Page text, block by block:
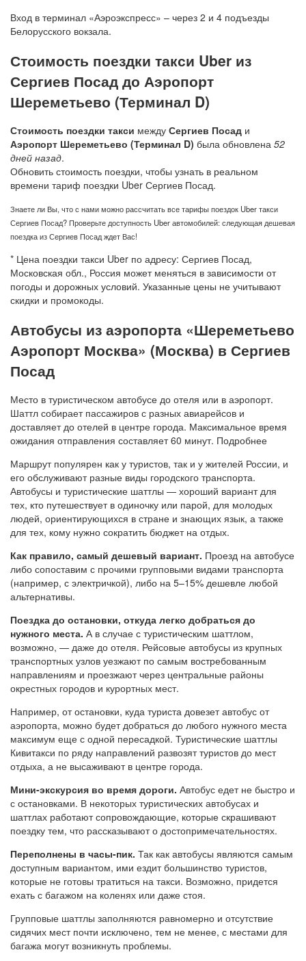
Вход в терминал «Аэроэкспресс» – через 2 и 4 подъезды
Белорусского вокзала.
Стоимость поездки такси Uber из
Сергиев Посад до Аэропорт
Шереметьево (Терминал D)
Стоимость поездки такси между Сергиев Посад и
Аэропорт Шереметьево (Терминал D) была обновлена 52
дней назад.
Обновить стоимость поездки, чтобы узнать в реальном
времени тариф поездки Uber Сергиев Посад.
Знаете ли Вы, что с нами можно рассчитать все тарифы поездок Uber такси
Сергиев Посад? Проверьте доступность Uber автомобилей: следующая дешевая
поездка из Сергиев Посад ждет Вас!
* Цена поездки такси Uber по адресу: Сергиев Посад,
Московская обл., Россия может меняться в зависимости от
погоды и дорожных условий. Указанные цены не учитывают
скидки и промокоды.
Автобусы из аэропорта «Шереметьево
Аэропорт Москва» (Москва) в Сергиев
Посад
Место в туристическом автобусе до отеля или в аэропорт.
Шаттл собирает пассажиров с разных авиарейсов и
доставляет до отелей в центре города. Максимальное время
ожидания отправления составляет 60 минут. Подробнее
Маршрут популярен как у туристов, так и у жителей России, и
его обслуживают разные виды городского транспорта.
Автобусы и туристические шаттлы — хороший вариант для
тех, кто путешествует в одиночку или парой, для молодых
людей, ориентирующихся в стране и знающих язык, а также
для тех, кому нужно сократить бюджет на отдых.
Как правило, самый дешевый вариант. Проезд на автобусе
либо сопоставим с прочими групповыми видами транспорта
(например, с электричкой), либо на 5–15% дешевле любой
альтернативы.
Поездка до остановки, откуда легко добраться до
нужного места. А в случае с туристическим шаттлом,
возможно, — даже до отеля. Рейсовые автобусы из крупных
транспортных узлов уезжают по самым востребованным
направлениям и проезжают через центральные районы
окрестных городов и курортных мест.
Например, от остановки, куда туриста довезет автобус от
аэропорта, можно будет добраться до любого нужного места
максимум еще с одной пересадкой. Туристические шаттлы
Кивитакси по ряду направлений развозят туристов до мест
отдыха, а не высаживают в центре города.
Мини-экскурсия во время дороги. Автобус едет не быстро и
с остановками. В некоторых туристических автобусах и
шаттлах работают сопровождающие, которые скрашивают
поездку тем, что рассказывают о достопримечательностях.
Переполнены в часы-пик. Так как автобусы являются самым
доступным вариантом, ими ездит большинство туристов,
которые не готовы тратиться на такси. Возможно, придется
ехать с багажом на коленях или даже стоя.
Групповые шаттлы заполняются равномерно и отсутствие
сидячих мест почти исключено, тем не менее, с местами для
багажа могут возникнуть проблемы.